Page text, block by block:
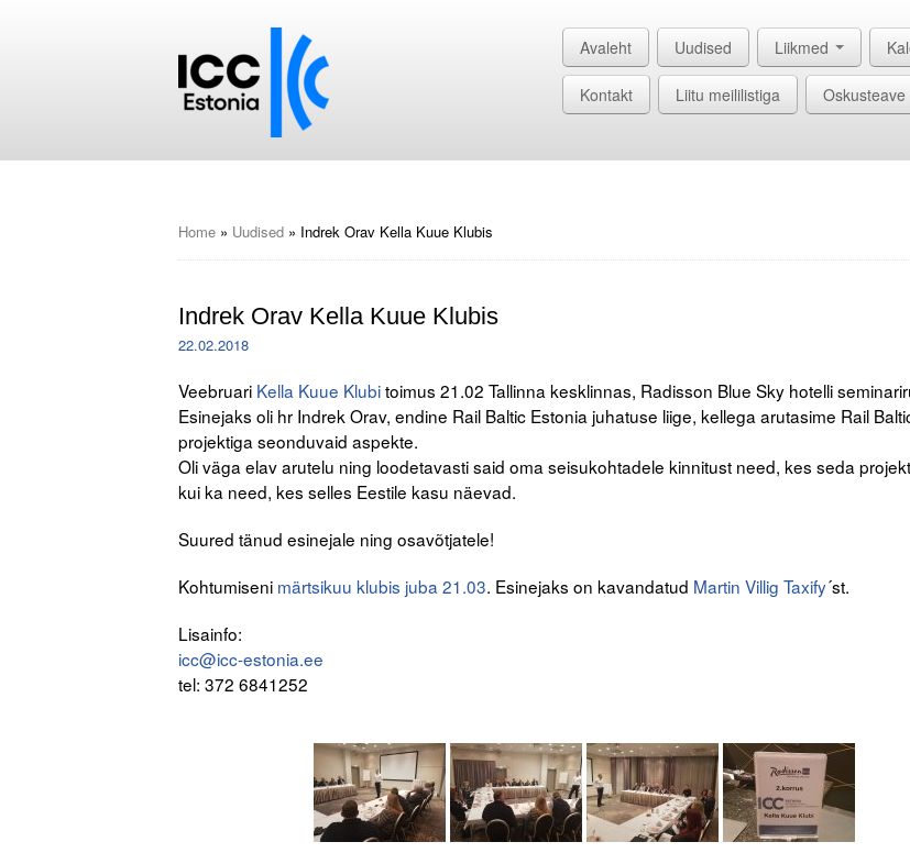
Avaleht Uudised Liikmed
Kontakt Liitu meililistiga Oskusteave
Home » Uudised » Indrek Orav Kella Kuue Klubis
Indrek Orav Kella Kuue Klubis
22.02.2018
Veebruari Kella Kuue Klubitoimus 21.02 Tallinna kesklinnas, Radisson Blue Sky hotelli
Esinejaks oli hr Indrek Orav, endine Rail Baltic Estonia juhatuse liige, kellega arutasime Rail
projektiga seonduvaid aspekte.
Oli väga elav arutelu ning loodetavasti said oma seisukohtadele kinnitust need, kes seda
kui ka need, kes selles Eestile kasu näevad.
Suured tänud esinejale ning osavõtjatele!
Kohtumiseni märtsikuu klubis juba 21.03. Esinejaks on kavandatud Martin Villig Taxify´st.
Lisainfo:
icc@icc-estonia.ee
tel: 372 6841252